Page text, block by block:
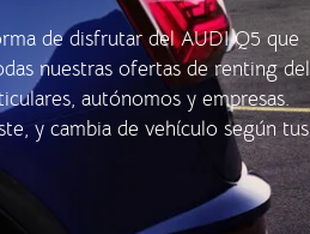
de disfrutar del AUDI Q5 que
nuestras ofertas de renting del
autónomos y empresas.
y cambia de vehículo según tus